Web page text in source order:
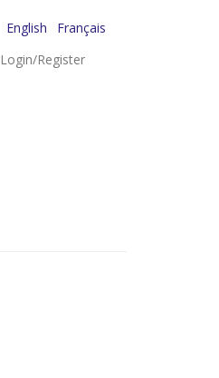
English
Français
Login/Register